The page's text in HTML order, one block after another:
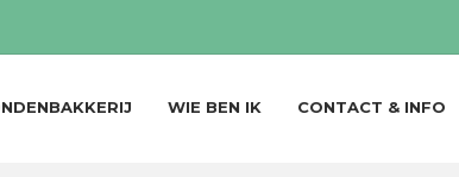
WIE BEN IK CONTACT & INFO